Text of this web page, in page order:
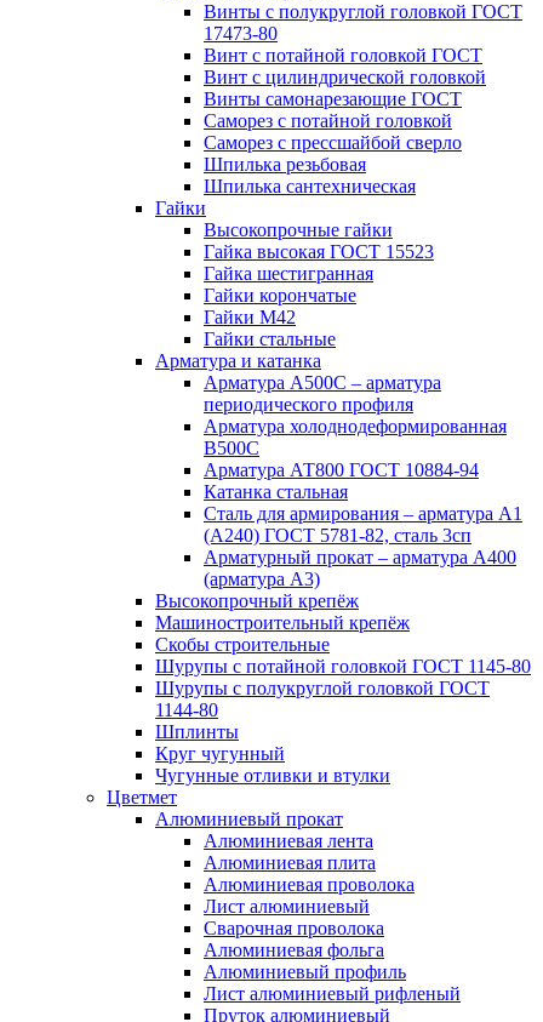
Винты с полукруглой головкой ГОСТ
17473-80
Винт с потайной головкой ГОСТ
Винт с цилиндрической головкой
Винты самонарезающие ГОСТ
Саморез с потайной головкой
Саморез с прессшайбой сверло
Шпилька резьбовая
Шпилька сантехническая
Гайки
Высокопрочные гайки
Гайка высокая ГОСТ 15523
Гайка шестигранная
Гайки корончатые
Гайки М42
Гайки стальные
Арматура и катанка
Арматура А500С – арматура
периодического профиля
Арматура холоднодеформированная
В500С
Арматура АТ800 ГОСТ 10884-94
Катанка стальная
Сталь для армирования – арматура А1
(А240) ГОСТ 5781-82, сталь 3сп
Арматурный прокат – арматура А400
(арматура А3)
Высокопрочный крепёж
Машиностроительный крепёж
Скобы строительные
Шурупы с потайной головкой ГОСТ 1145-80
Шурупы с полукруглой головкой ГОСТ
1144-80
Шплинты
Круг чугунный
Чугунные отливки и втулки
Цветмет
Алюминиевый прокат
Алюминиевая лента
Алюминиевая плита
Алюминиевая проволока
Лист алюминиевый
Сварочная проволока
Алюминиевая фольга
Алюминиевый профиль
Лист алюминиевый рифленый
Пруток алюминиевый